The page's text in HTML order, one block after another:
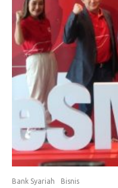
Bank Syariah Bisnis